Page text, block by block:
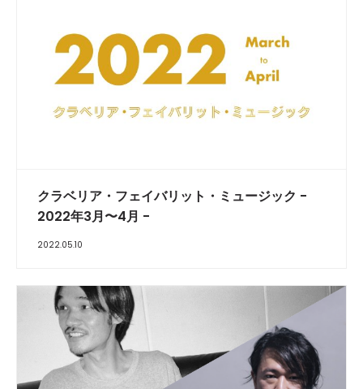
クラベリア・フェイバリット・ミュージック -
2022年3月〜4月 -
2022.05.10